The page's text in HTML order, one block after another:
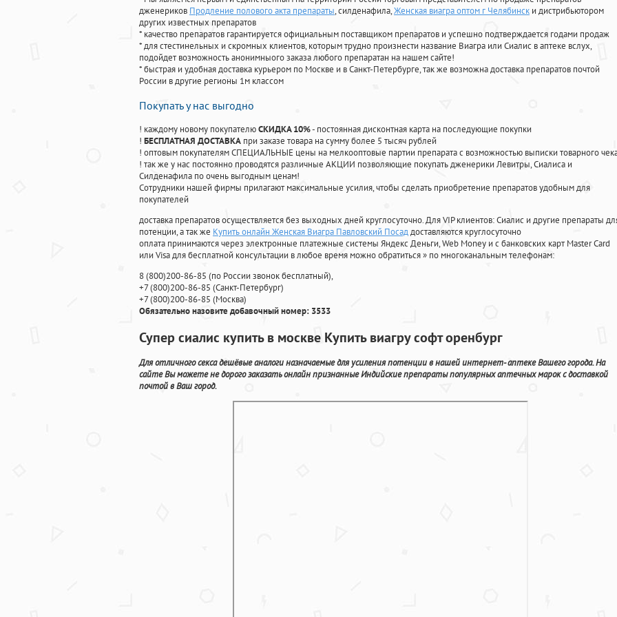
дженериков Продление полового акта препараты, силденафила,Женская виагра оптом г Челябинск и дистрибьютором
других известных препаратов
* качество препаратов гарантируется официальным поставщиком препаратов и успешно подтверждается годами продаж
* для стестинельных и скромных клиентов, которым трудно произнести название Виагра или Сиалис в аптеке вслух,
подойдет возможность анонимныого заказа любого препаратан на нашем сайте!
* быстрая и удобная доставка курьером по Москве и в Санкт-Петербурге, так же возможна доставка препаратов почтой
России в другие регионы 1м классом
Покупать у нас выгодно
! каждому новому покупателюСКИДКА 10%- постоянная дисконтная карта на последующие покупки
! БЕСПЛАТНАЯ ДОСТАВКА при заказе товара на сумму более 5 тысяч рублей
! оптовым покупателям СПЕЦИАЛЬНЫЕ цены на мелкооптовые партии препарата с возможностью выписки товарного
! так же у нас постоянно проводятся различные АКЦИИ позволяющие покупать дженерики Левитры, Сиалиса и
Силденафила по очень выгодным ценам!
Cотрудники нашей фирмы прилагают максимальные усилия, чтобы сделать приобретение препаратов удобным для
покупателей
доставка препаратов осуществляется без выходных дней круглосуточно. Для VIP клиентов: Сиалис и другие препараты
потенции, а так же Купить онлайн Женская Виагра Павловский Посаддоставляются круглосуточно
оплата принимаются через электронные платежные системы Яндекс Деньги, Web Money и с банковских карт Master Card
или Visa для бесплатной консультации в любое время можно обратиться» по многоканальным телефонам:
8(800)200-86-85 (по России звонок бесплатный),
+7(800)200-86-85 (Санкт-Петербург)
+7(800)200-86-85 (Москва)
Обязательно назовите добавочный номер: 3533
Супер сиалис купить в москве Купить виагру софт оренбург
Для отличного секса дешёвые аналоги назначаемые для усиления потенции в нашей интернет- аптеке Вашего города. На
сайте Вы можете не дорого заказать онлайн признанные Индийские препараты популярных аптечных марок с доставкой
почтой в Ваш город.